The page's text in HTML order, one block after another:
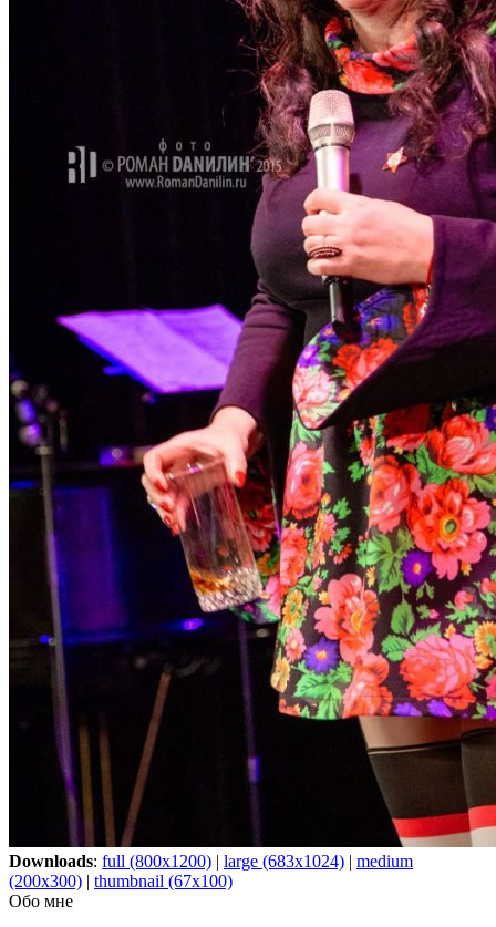
Downloads: full (800x1200) | large (683x1024) | medium
(200x300) | thumbnail (67x100)
Обо мне